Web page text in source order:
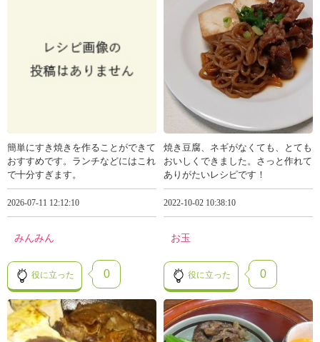
簡単にすき焼きを作ることができて
おすすめです。ランチなどにはこれ
で十分すぎます。
2026-07-11 12:12:10
みんみん
役に立った 0
焼き豆腐、ネギがなくても、とても
おいしくできました。さっと作れて
ありがたいレシピです！
2022-10-02 10:38:10
お玉
役に立った 0